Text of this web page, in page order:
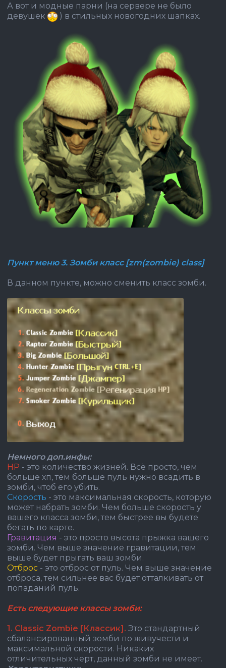
А вот и модные парни (на сервере не было
девушек
) в стильных новогодних шапках.
Пункт меню 3. Зомби класс [zm(zombie) class]
В данном пункте, можно сменить класс зомби.
Немного доп.инфы:
HP - это количество жизней. Всё просто, чем
больше хп, тем больше пуль нужно всадить в
зомби, чтоб его убить.
Скорость - это максимальная скорость, которую
может набрать зомби. Чем больше скорость у
вашего класса зомби, тем быстрее вы будете
бегать по карте.
Гравитация - это просто высота прыжка вашего
зомби. Чем выше значение гравитации, тем
выше будет прыгать ваш зомби.
Отброс - это отброс от пуль. Чем выше значение
отброса, тем сильнее вас будет отталкивать от
попаданий пуль.
Есть следующие классы зомби:
1. Classic Zombie [Классик]. Это стандартный
сбалансированный зомби по живучести и
максимальной скорости. Никаких
отличительных черт, данный зомби не имеет.